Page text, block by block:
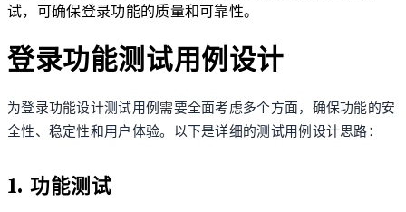
试，可确保登录功能的质量和可靠性。
登录功能测试用例设计
为登录功能设计测试用例需要全面考虑多个方面，确保功能的安
全性、稳定性和用户体验。以下是详细的测试用例设计思路：
1. 功能测试